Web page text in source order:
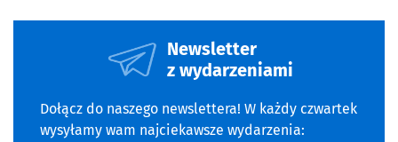
Newsletter
z wydarzeniami
Dołącz do naszego newslettera! W każdy czwartek
wysyłamy wam najciekawsze wydarzenia: